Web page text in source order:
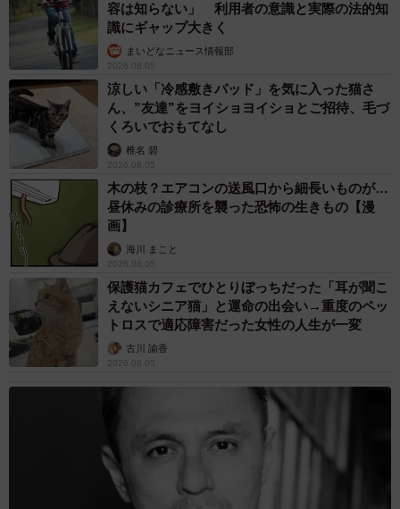
容は知らない」 利用者の意識と実際の法的知
識にギャップ大きく
まいどなニュース情報部
2026.08.05
涼しい「冷感敷きパッド」を気に入った猫さ
ん、”友達”をヨイショヨイショとご招待、毛づ
くろいでおもてなし
椎名 碧
2026.08.05
木の枝？エアコンの送風口から細長いものが…
昼休みの診療所を襲った恐怖の生きもの【漫
画】
海川 まこと
2026.08.05
保護猫カフェでひとりぼっちだった「耳が聞こ
えないシニア猫」と運命の出会い→重度のペッ
トロスで適応障害だった女性の人生が一変
古川 諭香
2026.08.05